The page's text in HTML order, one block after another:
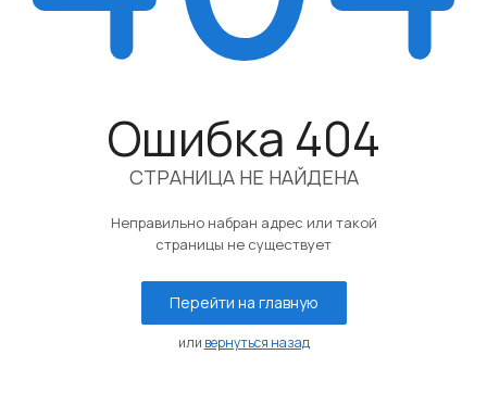
Ошибка 404
СТРАНИЦА НЕ НАЙДЕНА
Неправильно набран адрес или такой
страницы не существует
Перейти на главную
или вернуться назад